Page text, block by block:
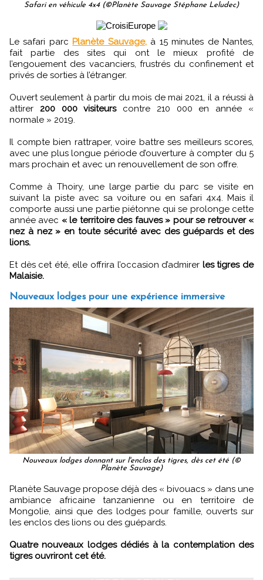
Safari en véhicule 4x4 (©Planète Sauvage Stéphane Leludec)
Le safari parc Planète Sauvage,à 15 minutes de Nantes,
fait partie des sites qui ont le mieux profité de
l’engouement des vacanciers, frustrés du confinement et
privés de sorties à l’étranger.
Ouvert seulement à partir du mois de mai 2021, il a réussi à
attirer 200 000 visiteurscontre 210 000 en année «
normale » 2019.
Il compte bien rattraper, voire battre ses meilleurs scores,
avec une plus longue période d’ouverture à compter du 5
mars prochain et avec un renouvellement de son offre.
Comme à Thoiry, une large partie du parc se visite en
suivant la piste avec sa voiture ou en safari 4x4. Mais il
comporte aussi une partie piétonne qui se prolonge cette
année avec « le territoire des fauves » pour se retrouver «
nez à nez » en toute sécurité avec des guépards et des
lions.
Et dès cet été, elle offrira l’occasion d’admirer les tigres de
Malaisie.
Nouveaux lodges pour une expérience immersive
Nouveaux lodges donnant sur l'enclos des tigres, dès cet été (©
Planète Sauvage)
Planète Sauvage propose déjà des « bivouacs » dans une
ambiance africaine tanzanienne ou en territoire de
Mongolie, ainsi que des lodges pour famille, ouverts sur
les enclos des lions ou des guépards.
Quatre nouveaux lodges dédiés à la contemplation des
tigres ouvriront cet été.